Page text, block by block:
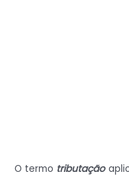
O termo tributação